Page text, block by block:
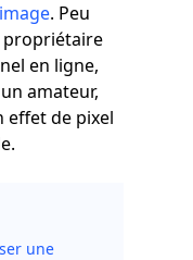
. Peu
propriétaire
en ligne,
amateur,
effet de pixel
une